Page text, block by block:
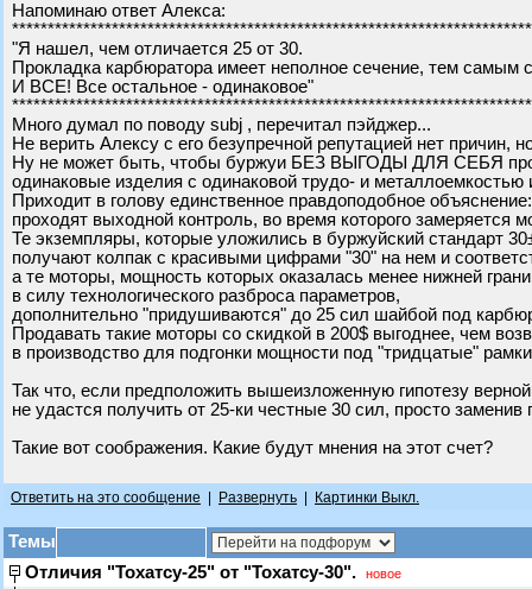
Напоминаю ответ Алекса:
"Я нашел, чем отличается 25 от 30.
Прокладка карбюратора имеет неполное сечение, тем самым
И ВСЕ! Все остальное - одинаковое"
Много думал по поводу subj , перечитал пэйджер...
Не верить Алексу с его безупречной репутацией нет причин,
Ну не может быть, чтобы буржуи БЕЗ ВЫГОДЫ ДЛЯ СЕБЯ
одинаковые изделия с одинаковой трудо- и металлоемкостью
Приходит в голову единственное правдоподобное
проходят выходной контроль, во время которого замеряется
Те экземпляры, которые уложились в буржуйский стандарт
получают колпак с красивыми цифрами "30" на нем и
а те моторы, мощность которых оказалась менее нижней
в силу технологического разброса параметров,
дополнительно "придушиваются" до 25 сил шайбой под
Продавать такие моторы со скидкой в 200$ выгоднее, чем
в производство для подгонки мощности под "тридцатые"
Так что, если предположить вышеизложенную гипотезу
не удастся получить от 25-ки честные 30 сил, просто
Такие вот соображения. Какие будут мнения на этот счет?
Ответить на это сообщение Развернуть Картинки Выкл.
Темы
Отличия "Тохатсу-25" от "Тохатсу-30".
новое